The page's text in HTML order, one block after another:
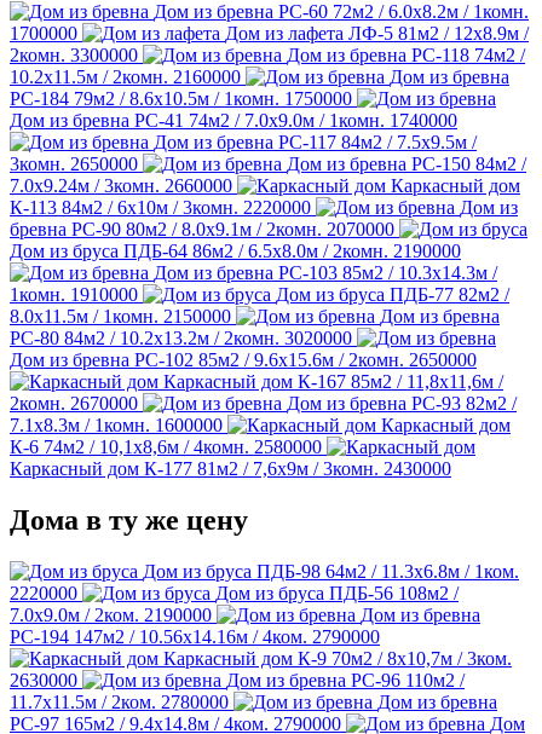
Дом из бревна РС-60 72м2 / 6.0х8.2м / 1комн.
1700000
Дом из лафета ЛФ-5 81м2 / 12х8.9м /
2комн. 3300000 Дом из бревна РС-118 74м2 /
10.2х11.5м / 2комн. 2160000
Дом из бревна
РС-184 79м2 / 8.6х10.5м / 1комн. 1750000
Дом из бревна РС-41 74м2 / 7.0х9.0м / 1комн. 1740000
Дом из бревна РС-117 84м2 / 7.5х9.5м /
3комн. 2650000 Дом из бревна РС-150 84м2 /
7.0х9.24м / 3комн. 2660000
Каркасный дом
К-113 84м2 / 6х10м / 3комн. 2220000
Дом из
бревна РС-90 80м2 / 8.0х9.1м / 2комн. 2070000
Дом из бруса ПДБ-64 86м2 / 6.5х8.0м / 2комн. 2190000
Дом из бревна РС-103 85м2 / 10.3х14.3м /
1комн. 1910000 Дом из бруса ПДБ-77 82м2 /
8.0х11.5м / 1комн. 2150000
Дом из бревна
РС-80 84м2 / 10.2х13.2м / 2комн. 3020000
Дом из бревна РС-102 85м2 / 9.6х15.6м / 2комн. 2650000
Каркасный дом К-167 85м2 / 11,8х11,6м /
2комн. 2670000 Дом из бревна РС-93 82м2 /
7.1х8.3м / 1комн. 1600000
Каркасный дом
К-6 74м2 / 10,1х8,6м / 4комн. 2580000
Каркасный дом К-177 81м2 / 7,6х9м / 3комн. 2430000
Дома в ту же цену
Дом из бруса ПДБ-98 64м2 / 11.3х6.8м / 1ком.
2220000
Дом из бруса ПДБ-56 108м2 /
7.0х9.0м / 2ком. 2190000
Дом из бревна
РС-194 147м2 / 10.56х14.16м / 4ком. 2790000
Каркасный дом К-9 70м2 / 8х10,7м / 3ком.
2630000
Дом из бревна РС-96 110м2 /
11.7х11.5м / 2ком. 2780000
Дом из бревна
РС-97 165м2 / 9.4х14.8м / 4ком. 2790000
Дом